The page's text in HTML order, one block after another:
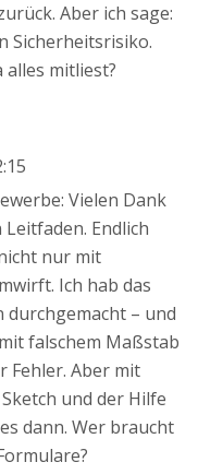
Aber ich sage:
Sicherheitsrisiko.
alles mitliest?
Vielen Dank
Endlich
nur mit
Ich hab das
durchgemacht – und
falschem Maßstab
Fehler. Aber mit
und der Hilfe
dann. Wer braucht